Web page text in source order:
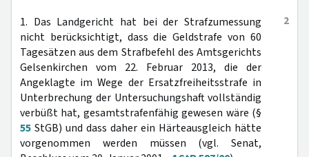
2
1. Das Landgericht hat bei der Strafzumessung
nicht berücksichtigt, dass die Geldstrafe von 60
Tagesätzen aus dem Strafbefehl des Amtsgerichts
Gelsenkirchen vom 22. Februar 2013, die der
Angeklagte im Wege der Ersatzfreiheitsstrafe in
Unterbrechung der Untersuchungshaft vollständig
verbüßt hat, gesamtstrafenfähig gewesen wäre (§
55 StGB) und dass daher ein Härteausgleich hätte
vorgenommen werden müssen (vgl. Senat,